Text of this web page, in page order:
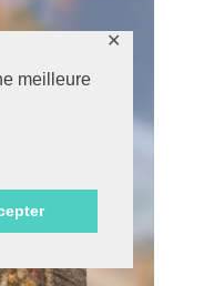
meilleure
✕